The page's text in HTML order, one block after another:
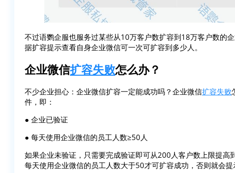
不过语鹦企服也服务过某些从10万客户数扩容到18万客户数的
据扩容提示查看自身企业微信可一次可扩容到多少人。
企业微信扩容失败怎么办？
不少企业担心：企业微信扩容一定能成功吗？企业微信扩容失败
件，即：
● 企业已验证
● 每天使用企业微信的员工人数≥50人
如果企业未验证，只需要完成验证即可从200人客户数上限提
每天使用企业微信的员工人数大于50才可扩容成功，否则就会提